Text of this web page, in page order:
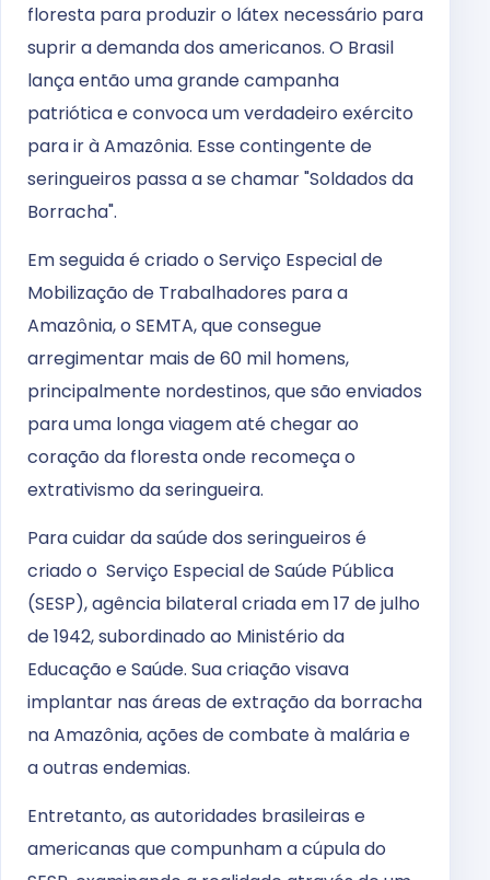
floresta para produzir o látex necessário para
suprir a demanda dos americanos. O Brasil
lança então uma grande campanha
patriótica e convoca um verdadeiro exército
para ir à Amazônia. Esse contingente de
seringueiros passa a se chamar "Soldados da
Borracha".
Em seguida é criado o Serviço Especial de
Mobilização de Trabalhadores para a
Amazônia, o SEMTA, que consegue
arregimentar mais de 60 mil homens,
principalmente nordestinos, que são enviados
para uma longa viagem até chegar ao
coração da floresta onde recomeça o
extrativismo da seringueira.
Para cuidar da saúde dos seringueiros é
criado o Serviço Especial de Saúde Pública
(SESP), agência bilateral criada em 17 de julho
de 1942, subordinado ao Ministério da
Educação e Saúde. Sua criação visava
implantar nas áreas de extração da borracha
na Amazônia, ações de combate à malária e
a outras endemias.
Entretanto, as autoridades brasileiras e
americanas que compunham a cúpula do